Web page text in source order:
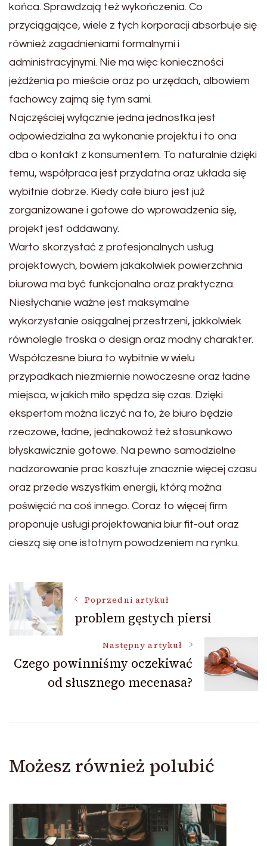
końca. Sprawdzają też wykończenia. Co
przyciągające, wiele z tych korporacji absorbuje się
również zagadnieniami formalnymi i
administracyjnymi. Nie ma więc konieczności
jeżdżenia po mieście oraz po urzędach, albowiem
fachowcy zajmą się tym sami.
Najczęściej wyłącznie jedna jednostka jest
odpowiedzialna za wykonanie projektu i to ona
dba o kontakt z konsumentem. To naturalnie dzięki
temu, współpraca jest przydatna oraz układa się
wybitnie dobrze. Kiedy całe biuro jest już
zorganizowane i gotowe do wprowadzenia się,
projekt jest oddawany.
Warto skorzystać z profesjonalnych usług
projektowych, bowiem jakakolwiek powierzchnia
biurowa ma być funkcjonalna oraz praktyczna.
Niesłychanie ważne jest maksymalne
wykorzystanie osiągalnej przestrzeni, jakkolwiek
równolegle troska o design oraz modny charakter.
Współczesne biura to wybitnie w wielu
przypadkach niezmiernie nowoczesne oraz ładne
miejsca, w jakich miło spędza się czas. Dzięki
ekspertom można liczyć na to, że biuro będzie
rzeczowe, ładne, jednakowoż też stosunkowo
błyskawicznie gotowe. Na pewno samodzielne
nadzorowanie prac kosztuje znacznie więcej czasu
oraz przede wszystkim energii, którą można
poświęcić na coś innego. Coraz to więcej firm
proponuje usługi projektowania biur fit-out oraz
cieszą się one istotnym powodzeniem na rynku.
Nawigacja
wpisu
Poprzedni artykuł
problem gęstych piersi
Następny artykuł
Czego powinniśmy oczekiwać
od słusznego mecenasa?
Możesz również polubić